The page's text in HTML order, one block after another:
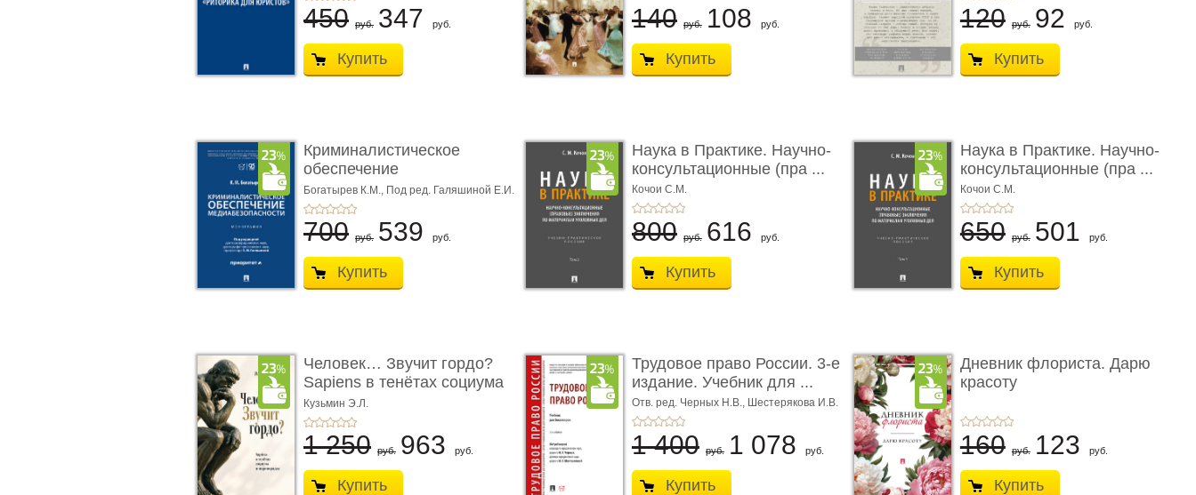
450 руб. 347 руб.
Купить
140 руб. 108 руб.
Купить
120 руб. 92 руб.
Купить
Криминалистическое
обеспечение
медиабезопас� ...
Богатырев К.М., Под ред. Галяшиной Е.И.
700 руб. 539 руб.
Купить
Наука в Практике. Научно-
консультационные (пра ...
Кочои С.М.
800 руб. 616 руб.
Купить
Наука в Практике. Научно-
консультационные (пра ...
Кочои С.М.
650 руб. 501 руб.
Купить
Человек… Звучит гордо?
Sapiens в тенётах социума
� ...
Кузьмин Э.Л.
1 250 руб. 963 руб.
Купить
Трудовое право России. 3-е
издание. Учебник для ...
Отв. ред. Черных Н.В., Шестерякова И.В.
1 400 руб. 1 078 руб.
Купить
Дневник флориста. Дарю
красоту
160 руб. 123 руб.
Купить